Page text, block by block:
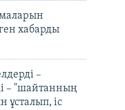
хабарды
–
– "шайтанның
ұсталып, іс